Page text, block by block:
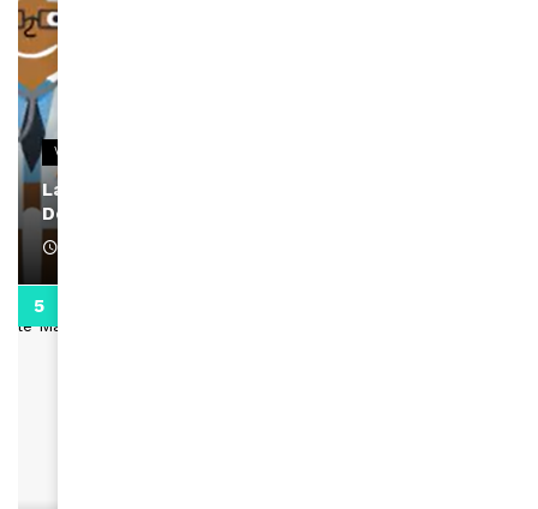
VIDEOS
La rubrique santé speciale coronavirus du
Docteur Makanda